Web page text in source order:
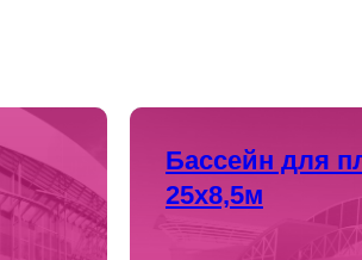
Бассейн для
25х8,5м